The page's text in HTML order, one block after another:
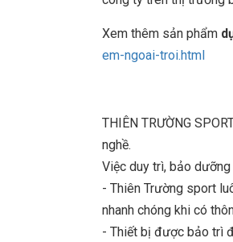
Xem thêm sản phẩm
em-ngoai-troi.html
THIÊN TRƯỜNG
nghề.
Việc duy trì, bảo
- Thiên Trường sport
nhanh chóng khi có
- Thiết bị được bảo trì